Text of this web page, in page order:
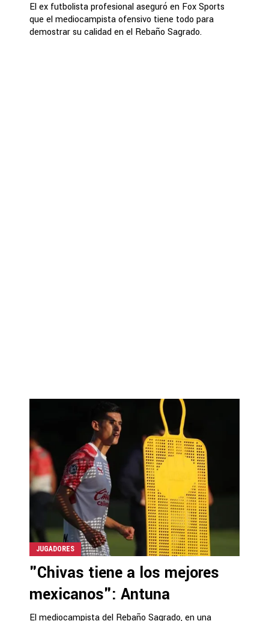
El ex futbolista profesional aseguró en Fox Sports
que el mediocampista ofensivo tiene todo para
demostrar su calidad en el Rebaño Sagrado.
JUGADORES
"Chivas tiene a los mejores
mexicanos": Antuna
El mediocampista del Rebaño Sagrado, en una